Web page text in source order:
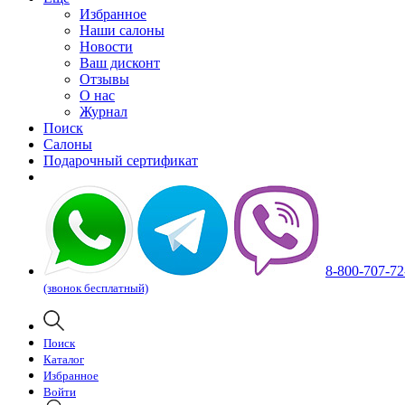
Избранное
Наши салоны
Новости
Ваш дисконт
Отзывы
О нас
Журнал
Поиск
Салоны
Подарочный сертификат
8-800-707-
(звонок бесплатный)
Поиск
Каталог
Избранное
Войти